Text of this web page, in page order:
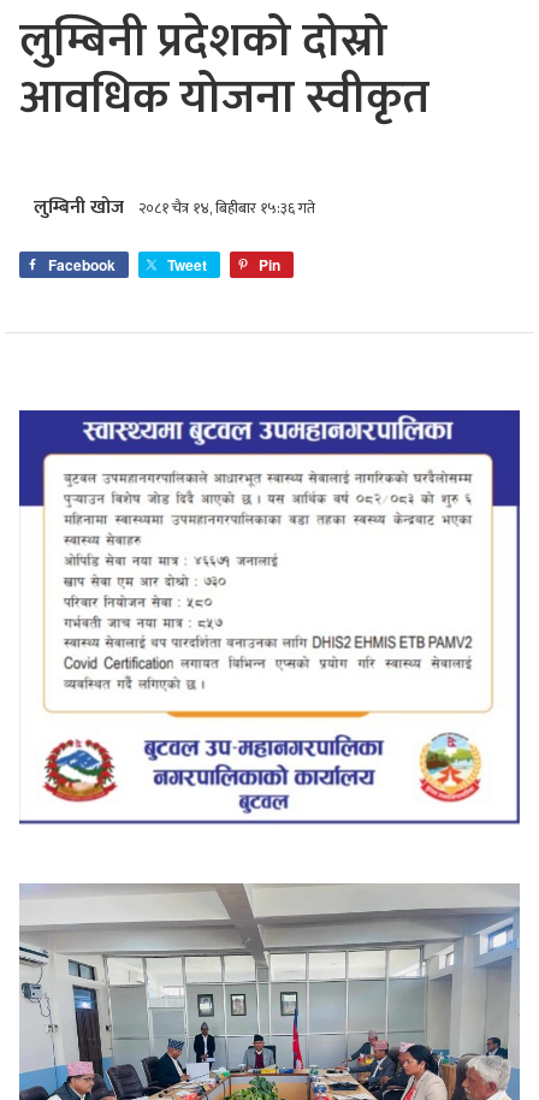
लुम्बिनी प्रदेशको दोस्रो
आवधिक योजना स्वीकृत
लुम्बिनी खोज २०८१ चैत्र १४, बिहीबार १५:३६ गते
Facebook Tweet Pin